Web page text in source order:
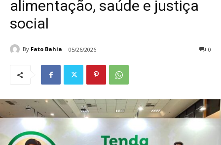
alimentação, saúde e justiça
social
By Fato Bahia 05/26/2026 0